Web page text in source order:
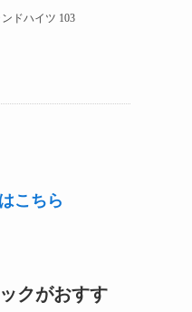
こちら
クがおすす